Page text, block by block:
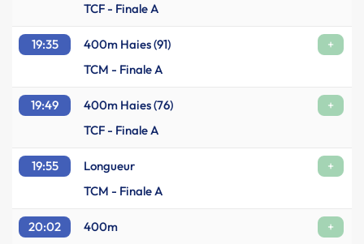
TCF - Finale A
19:35 400m Haies (91)
+
TCM - Finale A
19:49 400m Haies (76)
+
TCF - Finale A
19:55 Longueur
+
TCM - Finale A
20:02 400m +